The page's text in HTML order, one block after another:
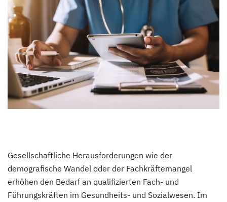
Gesellschaftliche Herausforderungen wie der
demografische Wandel oder der Fachkräftemangel
erhöhen den Bedarf an qualifizierten Fach- und
Führungskräften im Gesundheits- und Sozialwesen. Im